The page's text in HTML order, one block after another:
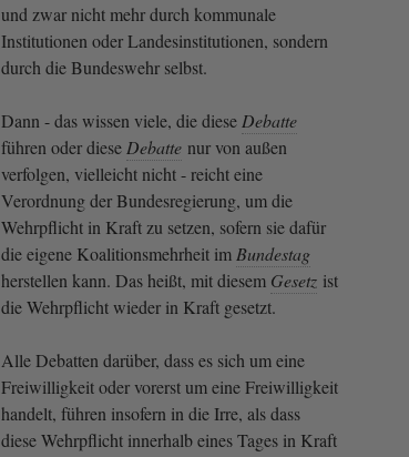
und zwar nicht mehr durch kommunale
Institutionen oder Landesinstitutionen, sondern
durch die Bundeswehr selbst.
Dann - das wissen viele, die diese Debatte
führen oder diese Debatte nur von außen
verfolgen, vielleicht nicht - reicht eine
Verordnung der Bundesregierung, um die
Wehrpflicht in Kraft zu setzen, sofern sie dafür
die eigene Koalitionsmehrheit im Bundestag
herstellen kann. Das heißt, mit diesem Gesetz ist
die Wehrpflicht wieder in Kraft gesetzt.
Alle Debatten darüber, dass es sich um eine
Freiwilligkeit oder vorerst um eine Freiwilligkeit
handelt, führen insofern in die Irre, als dass
diese Wehrpflicht innerhalb eines Tages in Kraft